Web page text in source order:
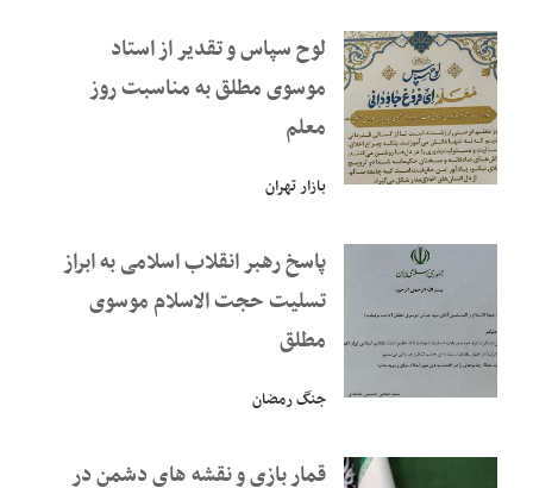
لوح سپاس و تقدیر از استاد
موسوی مطلق به مناسبت روز
معلم
بازار تهران
پاسخ رهبر انقلاب اسلامی به ابراز
تسلیت حجت الاسلام موسوی
مطلق
جنگ رمضان
قمار بازی و نقشه های دشمن در